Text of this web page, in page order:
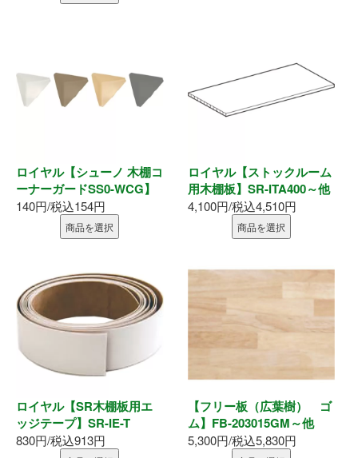
水廻り
換気部材
通気部材
アルミ型材
ポスト
ロイヤル【シューノ 木棚コ
ーナーガードSS0-WCG】
140円/税込154円
商品を選択
ロイヤル【ストックルーム
用木棚板】SR-ITA400～他
4,100円/税込4,510円
商品を選択
ロイヤル【SR木棚板用エ
ッジテープ】SR-IE-T
830円/税込913円
【フリー板（広葉樹） ゴ
ム】FB-203015GM～他
5,300円/税込5,830円